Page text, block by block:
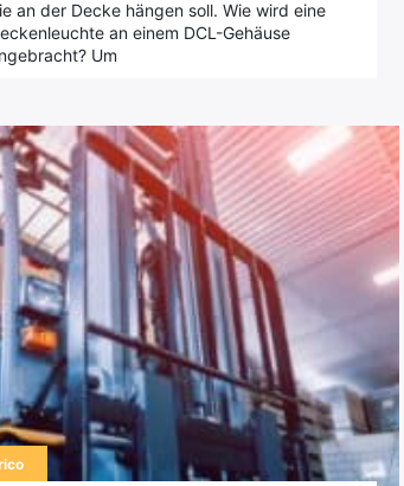
an der Decke hängen soll. Wie wird eine
an einem DCL-Gehäuse
Um